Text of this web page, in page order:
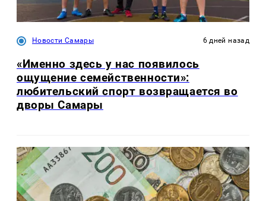
Новости Самары 6 дней назад
«Именно здесь у нас появилось
ощущение семейственности»:
любительский спорт возвращается во
дворы Самары